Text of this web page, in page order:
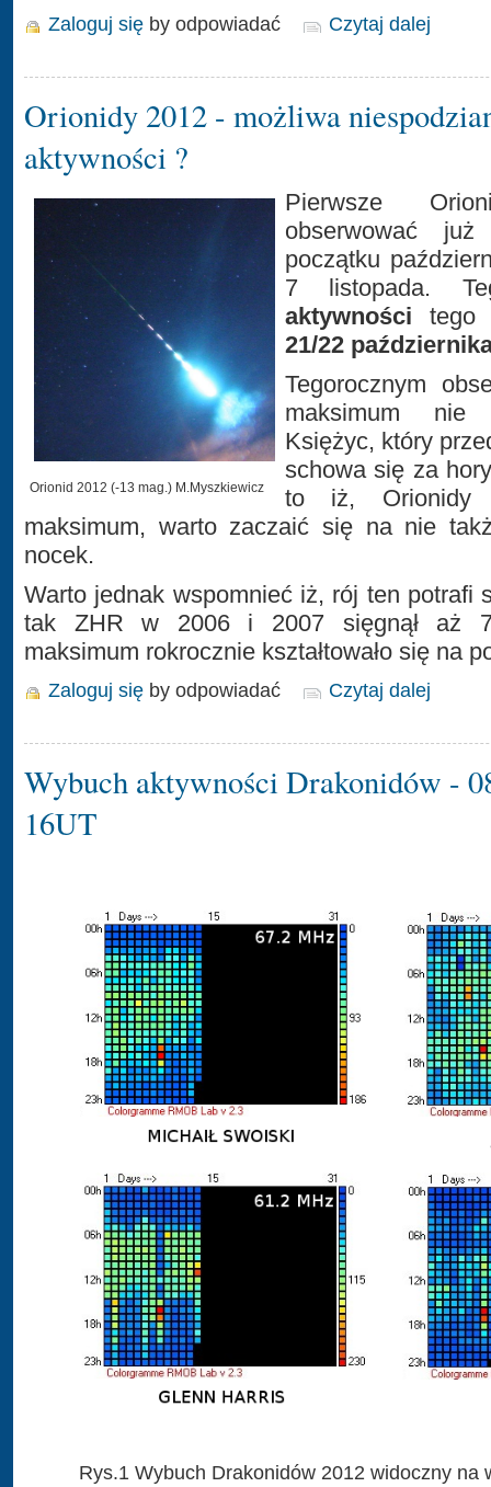
Zaloguj się by odpowiadać Czytaj dalej
Orionidy 2012 - możliwa
aktywności ?
Orionid 2012 (-13 mag.) M.Myszkiewicz
Pierwsze
obserwować
początku
7 listopada.
aktywności tego
21/22
Tegorocznym
maksimum nie
Księżyc, który
schowa się za
to iż, Orionidy
maksimum, warto zaczaić się na nie
nocek.
Warto jednak wspomnieć iż, rój ten potrafi
tak ZHR w 2006 i 2007 sięgnął aż
maksimum rokrocznie kształtowało się na
Zaloguj się by odpowiadać Czytaj dalej
Wybuch aktywności Drakonidów -
16UT
Rys.1 Wybuch Drakonidów 2012 widoczny na